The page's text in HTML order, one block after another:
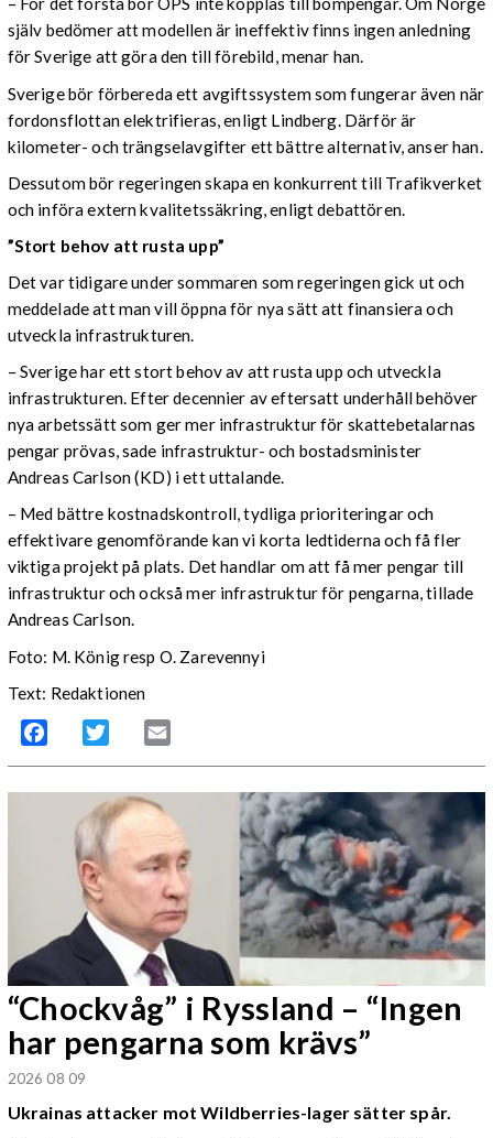
själv bedömer att modellen är ineffektiv finns ingen anledning
för Sverige att göra den till förebild, menar han.
Sverige bör förbereda ett avgiftssystem som fungerar även när
fordonsflottan elektrifieras, enligt Lindberg. Därför är
kilometer- och trängselavgifter ett bättre alternativ, anser han.
Dessutom bör regeringen skapa en konkurrent till Trafikverket
och införa extern kvalitetssäkring, enligt debattören.
”Stort behov att rusta upp”
Det var tidigare under sommaren som regeringen gick ut och
meddelade att man vill öppna för nya sätt att finansiera och
utveckla infrastrukturen.
– Sverige har ett stort behov av att rusta upp och utveckla
infrastrukturen. Efter decennier av eftersatt underhåll behöver
nya arbetssätt som ger mer infrastruktur för skattebetalarnas
pengar prövas, sade infrastruktur- och bostadsminister
Andreas Carlson (KD) i ett uttalande.
– Med bättre kostnadskontroll, tydliga prioriteringar och
effektivare genomförande kan vi korta ledtiderna och få fler
viktiga projekt på plats. Det handlar om att få mer pengar till
infrastruktur och också mer infrastruktur för pengarna, tillade
Andreas Carlson.
Foto: M. König resp O. Zarevennyi
Text: Redaktionen
Facebook Twitter
“Chockvåg” i Ryssland – “Ingen
har pengarna som krävs”
2026 08 09
Ukrainas attacker mot Wildberries-lager sätter spår.